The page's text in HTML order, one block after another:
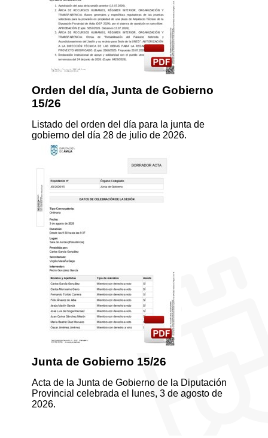
Orden del día, Junta de Gobierno
15/26
Listado del orden del día para la junta de
gobierno del día 28 de julio de 2026.
Junta de Gobierno 15/26
Acta de la Junta de Gobierno de la Diputación
Provincial celebrada el lunes, 3 de agosto de
2026.